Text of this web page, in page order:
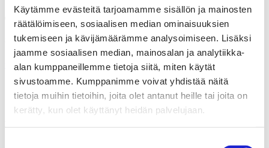
Käytämme evästeitä tarjoamamme sisällön ja mainosten
räätälöimiseen, sosiaalisen median ominaisuuksien
tukemiseen ja kävijämäärämme analysoimiseen. Lisäksi
jaamme sosiaalisen median, mainosalan ja analytiikka-
alan kumppaneillemme tietoja siitä, miten käytät
sivustoamme. Kumppanimme voivat yhdistää näitä
tietoja muihin tietoihin, joita olet antanut heille tai joita on
kerätty, kun olet käyttänyt heidän palvelujaan.
Tekstiiliala investoi taas Suomeen: tässä
syyt
Yritykset
Ota mallia Minna Canthista ja vältä
olemasta Sveitsi – Jukka Kurttilan ja
Valtteri Lindholmin parhaat opit